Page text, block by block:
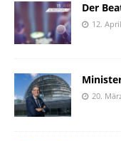
Der
12.
20.